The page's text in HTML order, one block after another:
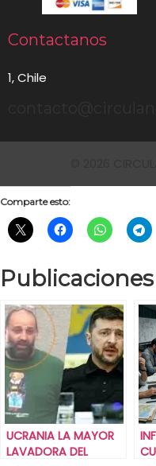
Contactanos
1, Chile
Comparte esto:
UCRANIA LA MAYOR
LAVADORA DEL